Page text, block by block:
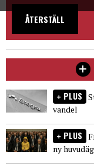
ÅTERSTÄLL
PLUS
vandel
PLUS
ny